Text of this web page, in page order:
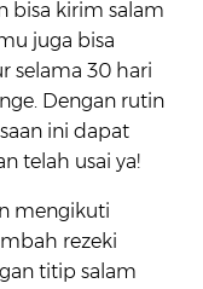
bisa kirim salam
juga bisa
selama 30 hari
Dengan rutin
ini dapat
telah usai ya!
mengikuti
rezeki
titip salam